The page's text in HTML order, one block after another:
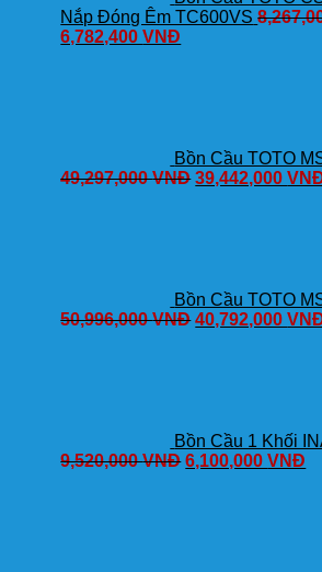
Nắp Đóng Êm TC600VS
6,782,400VNĐ
Bồn Cầu TOTO
49,297,000VNĐ 39,442,000
Bồn Cầu TOTO
50,996,000VNĐ 40,792,000
Bồn Cầu 1 Khối
9,520,000VNĐ 6,100,000VNĐ